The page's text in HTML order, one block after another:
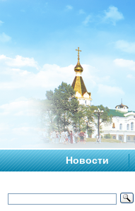
Новости